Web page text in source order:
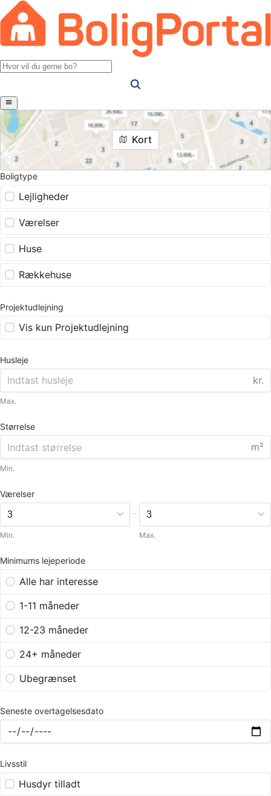
Kort
Boligtype
Lejligheder
Værelser
Huse
Rækkehuse
Projektudlejning
Vis kun Projektudlejning
Husleje
kr.
Max.
Størrelse
m²
Min.
Værelser
Min.
-
Max.
Minimums lejeperiode
Alle har interesse
1-11 måneder
12-23 måneder
24+ måneder
Ubegrænset
Seneste overtagelsesdato
Livsstil
Husdyr tilladt